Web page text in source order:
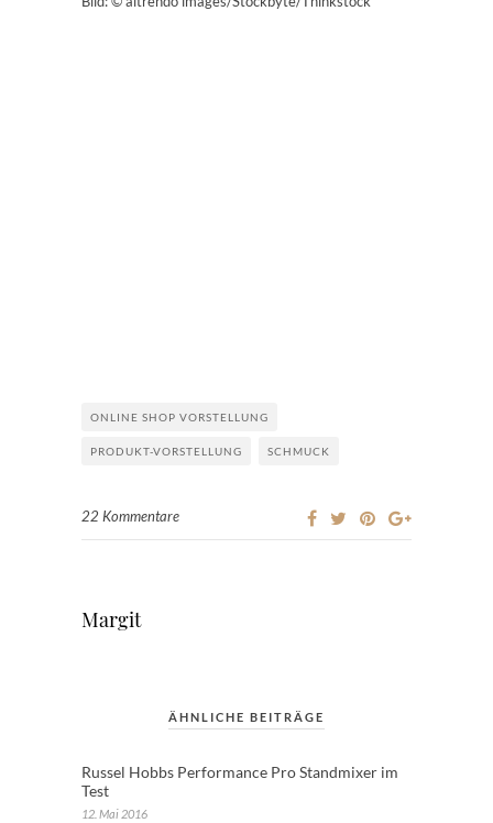
ONLINE SHOP VORSTELLUNG
PRODUKT-VORSTELLUNG SCHMUCK
22 Kommentare
Margit
ÄHNLICHE BEITRÄGE
Russel Hobbs Performance Pro Standmixer im
Test
12. Mai 2016